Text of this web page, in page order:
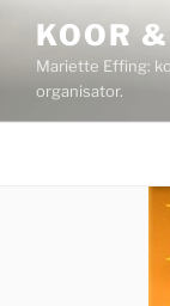
inhoud
KOOR
Mariette Effing:
organisator.